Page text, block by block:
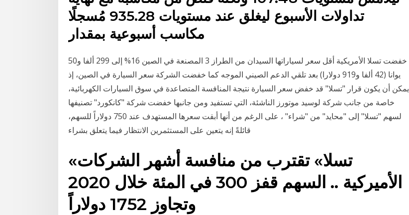
تداولات الأسبوع ليغلق عند مستويات 935.28 مُسجلًا
مكاسب أسبوعية بمقدار
خفضت تسلا الأمريكية أقل سعر لسياراتها السيدان من الطراز 3 المصنعة في الصين 16% إلى 299 ألفا و50
يوانا (42 ألفا و919 دولارا) بعد تلقي الدعم الصيني الموجه كما خفضت الشركة سعر السيارة في الصين، إذ
يمكن أن يكون قرار "تسلا" قد خفض سعر السيارة نتيجة المنافسة المتصاعدة في سوق السيارات الكهربائية،
خاصة من جانب شركة لوسيد موتورز الناشئة، التي تستفيد ومن جانبها خفضت شركة "كانكورد" تصنيفها
لسهم "تسلا" إلى "محايد" من "شراء" ، على الرغم من أنها أبقت سعرها المستهدف عند 750 دولاراً للسهم،
قائلةً إنه يتعين على المستثمرين الانتظار فيما يتعلق بشراء
«تسلا» تقترب من منافسة أشهر الشركات
الأميركية .. السهم قفز 300 في المئة خلال 2020
وتجاوز 1752 دولاراً